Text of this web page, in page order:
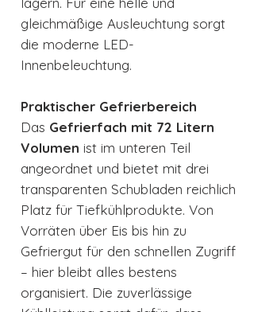
gleichmäßige Ausleuchtung sorgt
die moderne LED-
Innenbeleuchtung.
Praktischer Gefrierbereich
Das Gefrierfach mit 72 Litern
Volumen ist im unteren Teil
angeordnet und bietet mit drei
transparenten Schubladen reichlich
Platz für Tiefkühlprodukte. Von
Vorräten über Eis bis hin zu
Gefriergut für den schnellen Zugriff
– hier bleibt alles bestens
organisiert. Die zuverlässige